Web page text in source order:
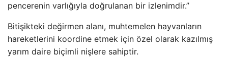
pencerenin varlığıyla doğrulanan bir izlenimdir.”
Bitişikteki değirmen alanı, muhtemelen hayvanların
hareketlerini koordine etmek için özel olarak kazılmış
yarım daire biçimli nişlere sahiptir.